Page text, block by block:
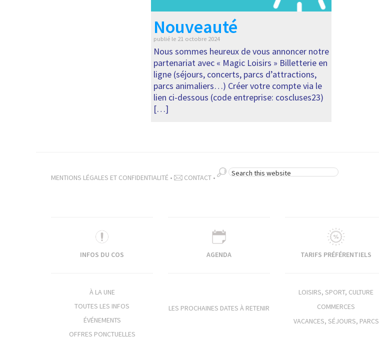
Nouveauté
publié le 21 octobre 2024
Nous sommes heureux de vous annoncer notre
partenariat avec « Magic Loisirs » Billetterie en
ligne (séjours, concerts, parcs d’attractions,
parcs animaliers…) Créer votre compte via le
lien ci-dessous (code entreprise: coscluses23)
[…]
MENTIONS LÉGALES ET CONFIDENTIALITÉ • CONTACT •
SEARCH
INFOS DU COS
À LA UNE
TOUTES LES INFOS
ÉVÉNEMENTS
OFFRES PONCTUELLES
AGENDA
LES PROCHAINES DATES À RETENIR
TARIFS PRÉFÉRENTIELS
LOISIRS, SPORT, CULTURE
COMMERCES
VACANCES, SÉJOURS, PARCS